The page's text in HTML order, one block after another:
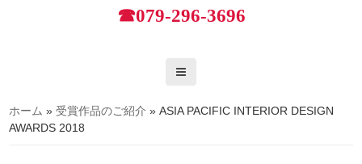
☎079-296-3696
ホーム »受賞作品のご紹介 »ASIA PACIFIC INTERIOR DESIGN
AWARDS 2018